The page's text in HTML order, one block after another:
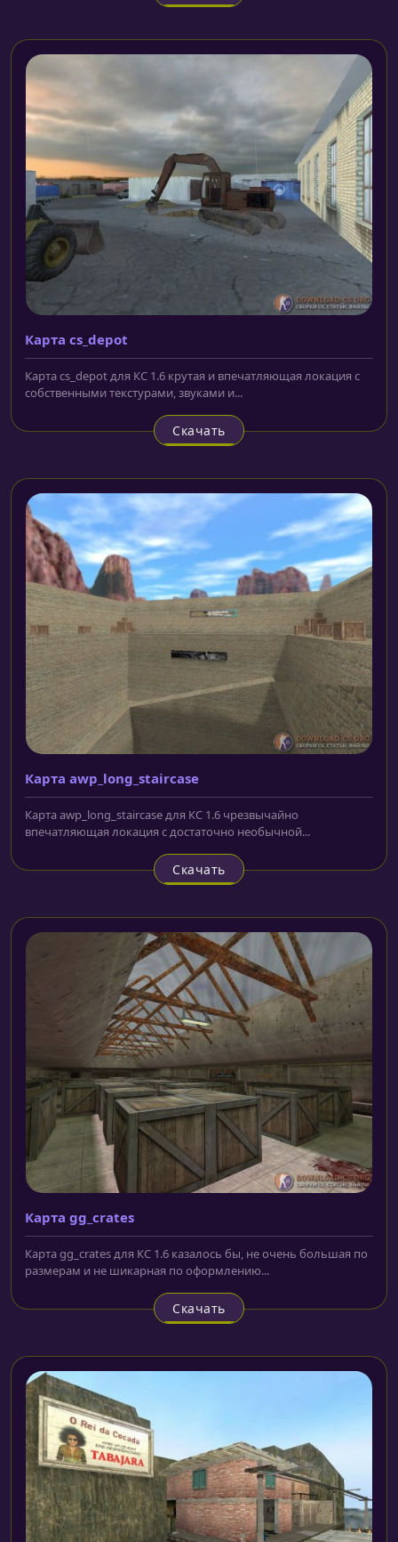
Карта cs_depot
Карта cs_depot для КС 1.6 крутая и впечатляющая локация с
собственными текстурами, звуками и...
Скачать
Карта awp_long_staircase
Карта awp_long_staircase для КС 1.6 чрезвычайно
впечатляющая локация с достаточно необычной...
Скачать
Карта gg_crates
Карта gg_crates для КС 1.6 казалось бы, не очень большая по
размерам и не шикарная по оформлению...
Скачать